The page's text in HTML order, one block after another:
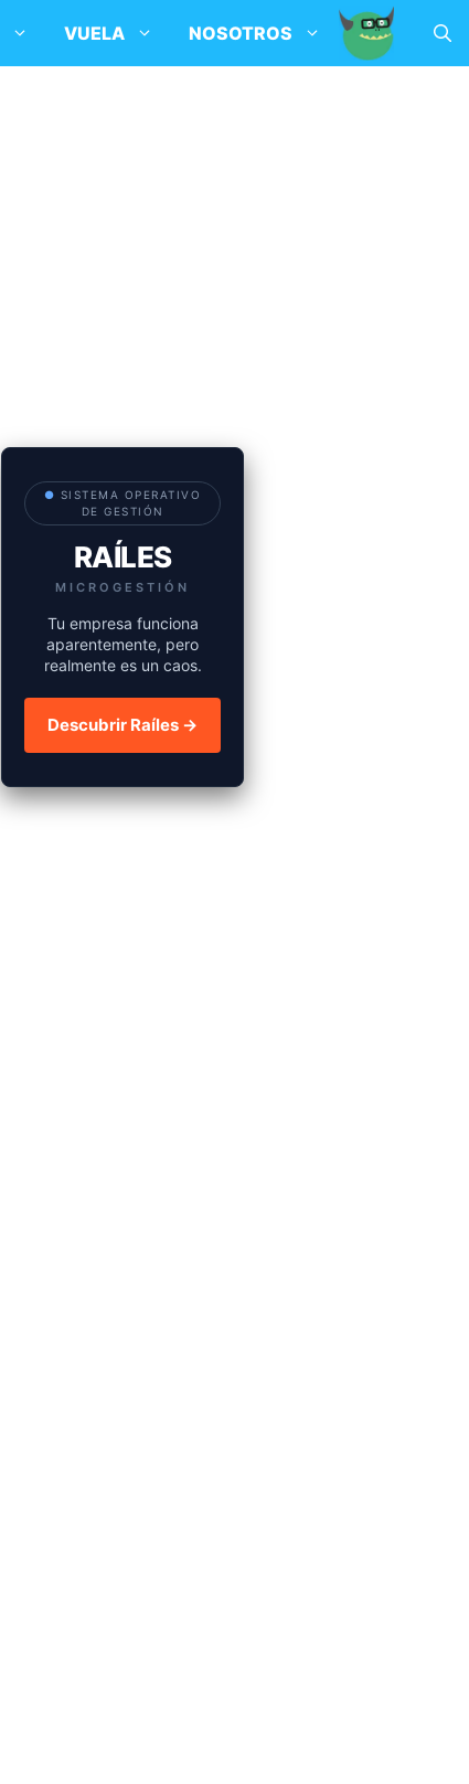
VUELA NOSOTROS
● SISTEMA OPERATIVO
DE GESTIÓN
RAÍLES
MICROGESTIÓN
Tu empresa funciona
aparentemente, pero
realmente es un caos.
Descubrir Raíles →